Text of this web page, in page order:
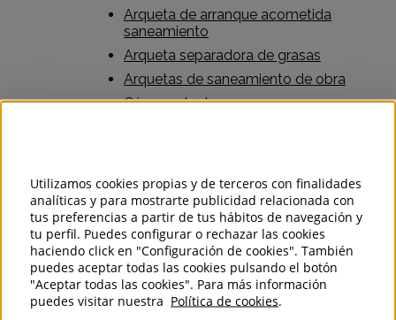
Arqueta de arranque acometida
saneamiento
Arqueta separadora de grasas
Arquetas de saneamiento de obra
Cámara de descarga
Recogida de aguas: Imbornales
Vados y Barbacanas de garajes
Vados y Barbacanas de garajes
Obra civil para vado en acera
Traslado báculos de farola
Permisos y licencias para vados
Utilizamos cookies propias y de terceros con finalidades
analíticas y para mostrarte publicidad relacionada con
tus preferencias a partir de tus hábitos de navegación y
tu perfil. Puedes configurar o rechazar las cookies
haciendo click en "Configuración de cookies". También
puedes aceptar todas las cookies pulsando el botón
"Aceptar todas las cookies". Para más información
puedes visitar nuestra Política de cookies.